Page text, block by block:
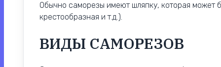
Обычно саморезы имеют шляпку, которая может
крестообразная и т.д.).
ВИДЫ САМОРЕЗОВ